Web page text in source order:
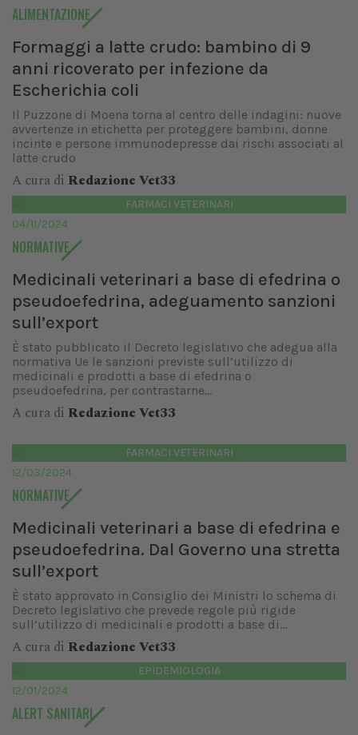
ALIMENTAZIONE
Formaggi a latte crudo: bambino di 9
anni ricoverato per infezione da
Escherichia coli
Il Puzzone di Moena torna al centro delle indagini: nuove
avvertenze in etichetta per proteggere bambini, donne
incinte e persone immunodepresse dai rischi associati al
latte crudo
A cura di Redazione Vet33
FARMACI VETERINARI
04/11/2024
NORMATIVE
Medicinali veterinari a base di efedrina o
pseudoefedrina, adeguamento sanzioni
sull’export
È stato pubblicato il Decreto legislativo che adegua alla
normativa Ue le sanzioni previste sull’utilizzo di
medicinali e prodotti a base di efedrina o
pseudoefedrina, per contrastarne...
A cura di Redazione Vet33
FARMACI VETERINARI
12/03/2024
NORMATIVE
Medicinali veterinari a base di efedrina e
pseudoefedrina. Dal Governo una stretta
sull’export
È stato approvato in Consiglio dei Ministri lo schema di
Decreto legislativo che prevede regole più rigide
sull’utilizzo di medicinali e prodotti a base di...
A cura di Redazione Vet33
EPIDEMIOLOGIA
12/01/2024
ALERT SANITARI